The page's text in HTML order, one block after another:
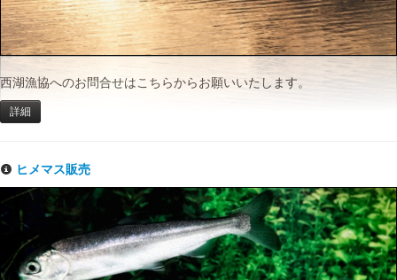
西湖漁協へのお問合せはこちらからお願いいたします。
詳細
ヒメマス販売